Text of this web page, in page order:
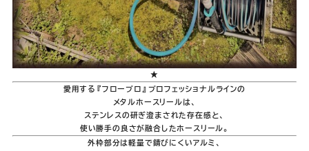
★
愛用する『フロープロ』プロフェッショナルラインの
メタルホースリールは、
ステンレスの研ぎ澄まされた存在感と、
使い勝手の良さが融合したホースリール。
外枠部分は軽量で錆びにくいアルミ、